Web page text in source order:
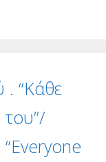
. “Κάθε